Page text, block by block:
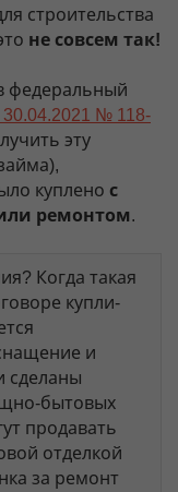
строительства
не совсем так!
федеральный
30.04.2021 № 118-
эту
куплено с
ремонтом.
Когда такая
купли-
и
сделаны
бытовых
продавать
отделкой
за ремонт